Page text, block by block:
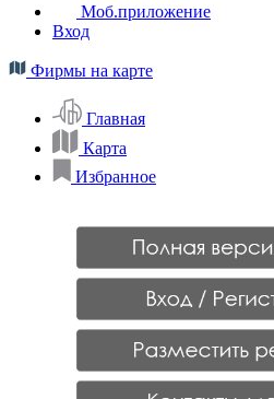
Моб.приложение
Вход
Фирмы на карте
Главная
Карта
Избранное